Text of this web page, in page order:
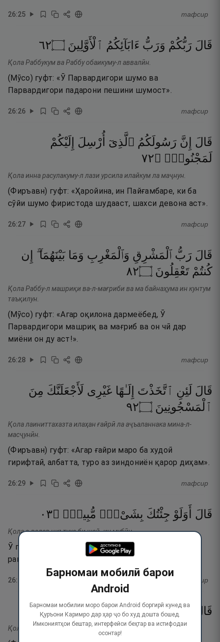
26:25 тафсир
قَالَ رَبُّكُمْ وَرَبُّ ءَابَآئِكُمُ ٱلْأَوَّلِينَ ۝٢٦
Қола Раббукум ва Раббу обаикуму-л аввалӣн.
(Мӯсо) гуфт: «Ӯ Парвардигори шумо ва
Парвардигори падарони пешини шумост».
26:26 тафсир
قَالَ إِنَّ رَسُولَكُمُ ٱلَّذِىٓ أُرْسِلَ
إِلَيْكُمْ
لَمَجْنُونٌۭ ۝٢٧
Қола инна расулакуму-л лази урсила илайкум ла маҷнун.
(Фиръавн) гуфт: «Ҳаройина, ин Пайғамбаре, ки ба
сӯйи шумо фиристода шудааст, шахси девона аст».
26:27 тафсир
قَالَ رَبُّ ٱلْمَشْرِقِ وَٱلْمَغْرِبِ وَمَا بَيْنَهُمَآ ۖ
إِن
كُنتُمْ تَعْقِلُونَ ۝٢٨
Қола Раббу-л машриқи ва-л-мағриби ва ма байнаҳума ин кунтум
таъқилун.
(Мӯсо) гуфт: «Агар оқилона дармеёбед, Ӯ
Парвардигори машриқ ва мағриб ва он чӣ дар
миёни он ду аст!».
26:28 тафсир
قَالَ لَئِنِ ٱتَّخَذْتَ إِلَـٰهًا غَيْرِى لَأَجْعَلَنَّكَ مِنَ
ٱلْمَسْجُونِينَ ۝٢٩
Қола лаиниттахазта илаҳан ғайрӣ ла аҷъаланнака мина-л-
масҷунӣн.
(Фиръавн) гуфт: «Агар ғайри маро ба худоӣ
гирифтаӣ, албатта, туро аз зиндониён қарор диҳам».
26:29 тафсир
قَالَ أَوَلَوْ جِئْتُكَ بِشَىْءٍۢ مُّبِينٍۢ ۝٣٠
Қола а-валав ҷиътука би шай- ин мубӣн.
Ӯ гуфт: «(Оё зиндонӣ мекунӣ) агарчи пеши ту чизи
равшанро биёрам?»
26: тафсир
قَالَ فَأْتِ بِهِۦٓ إِن كُنتَ مِنَ ٱلصَّـٰدِقِينَ ۝
Қола фаъти биҳи ин кунта мина-с-содиқӣн.
Барномаи мобилӣ барои
Android
Барномаи мобилии моро барои Android боргирӣ кунед ва
Қуръони Каримро дар ҳар ҷо бо худ дошта бошед.
Имкониятҳои бештар, интерфейси беҳтар ва истифодаи
осонтар!